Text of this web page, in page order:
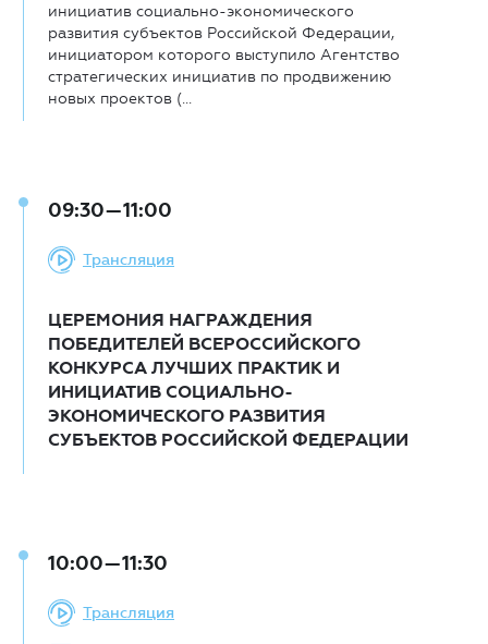
инициатив социально-экономического
развития субъектов Российской Федерации,
инициатором которого выступило Агентство
стратегических инициатив по продвижению
новых проектов (...
09:30—11:00
Трансляция
ЦЕРЕМОНИЯ НАГРАЖДЕНИЯ
ПОБЕДИТЕЛЕЙ ВСЕРОССИЙСКОГО
КОНКУРСА ЛУЧШИХ ПРАКТИК И
ИНИЦИАТИВ СОЦИАЛЬНО-
ЭКОНОМИЧЕСКОГО РАЗВИТИЯ
СУБЪЕКТОВ РОССИЙСКОЙ ФЕДЕРАЦИИ
10:00—11:30
Трансляция